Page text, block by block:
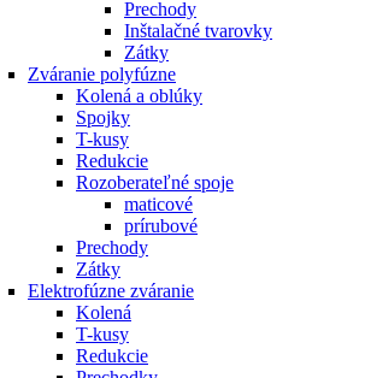
Prechody
Inštalačné tvarovky
Zátky
Zváranie polyfúzne
Kolená a oblúky
Spojky
T-kusy
Redukcie
Rozoberateľné spoje
maticové
prírubové
Prechody
Zátky
Elektrofúzne zváranie
Kolená
T-kusy
Redukcie